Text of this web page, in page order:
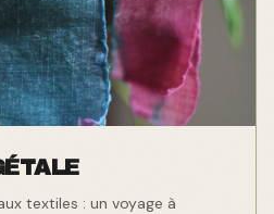
textiles : un voyage à